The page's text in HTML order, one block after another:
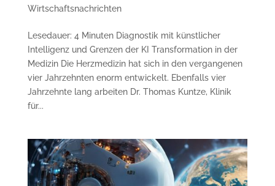
Wirtschaftsnachrichten
Lesedauer: 4 Minuten Diagnostik mit künstlicher
Intelligenz und Grenzen der KI Transformation in der
Medizin Die Herzmedizin hat sich in den vergangenen
vier Jahrzehnten enorm entwickelt. Ebenfalls vier
Jahrzehnte lang arbeiten Dr. Thomas Kuntze, Klinik
für...